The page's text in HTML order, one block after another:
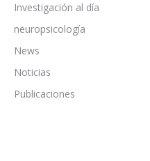
Investigación al día
neuropsicología
News
Noticias
Publicaciones